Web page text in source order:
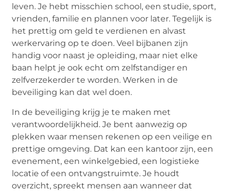
leven. Je hebt misschien school, een studie, sport,
vrienden, familie en plannen voor later. Tegelijk is
het prettig om geld te verdienen en alvast
werkervaring op te doen. Veel bijbanen zijn
handig voor naast je opleiding, maar niet elke
baan helpt je ook echt om zelfstandiger en
zelfverzekerder te worden. Werken in de
beveiliging kan dat wel doen.
In de beveiliging krijg je te maken met
verantwoordelijkheid. Je bent aanwezig op
plekken waar mensen rekenen op een veilige en
prettige omgeving. Dat kan een kantoor zijn, een
evenement, een winkelgebied, een logistieke
locatie of een ontvangstruimte. Je houdt
overzicht, spreekt mensen aan wanneer dat